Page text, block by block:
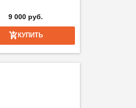
9 000 руб.
КУПИТЬ